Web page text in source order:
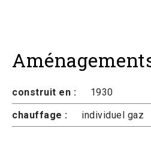
construit en :
1930
chauffage :
individuel gaz